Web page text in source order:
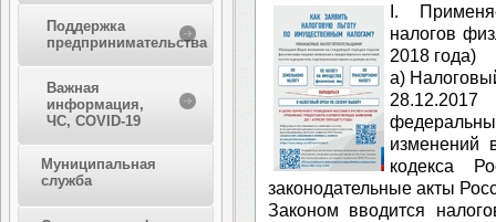
Поддержка
предпринимательства
Важная
информация,
ЧС, COVID-19
Муниципальная
служба
I.
налогов
2018 года)
а)
изменений
кодекса
законодательные акты
Законом вводится